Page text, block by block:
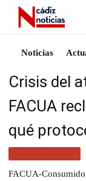
Noticias
Crisis del
FACUA
qué
FACUA-